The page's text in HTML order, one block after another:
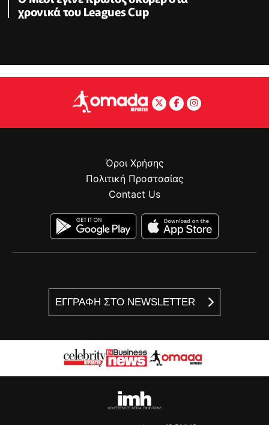
χρονικά του Leagues Cup
ΕΓΓΡΑΦΗ ΣΤΟ NEWSLETTER
Όροι Χρήσης
Πολιτική Προστασίας
Contact Us